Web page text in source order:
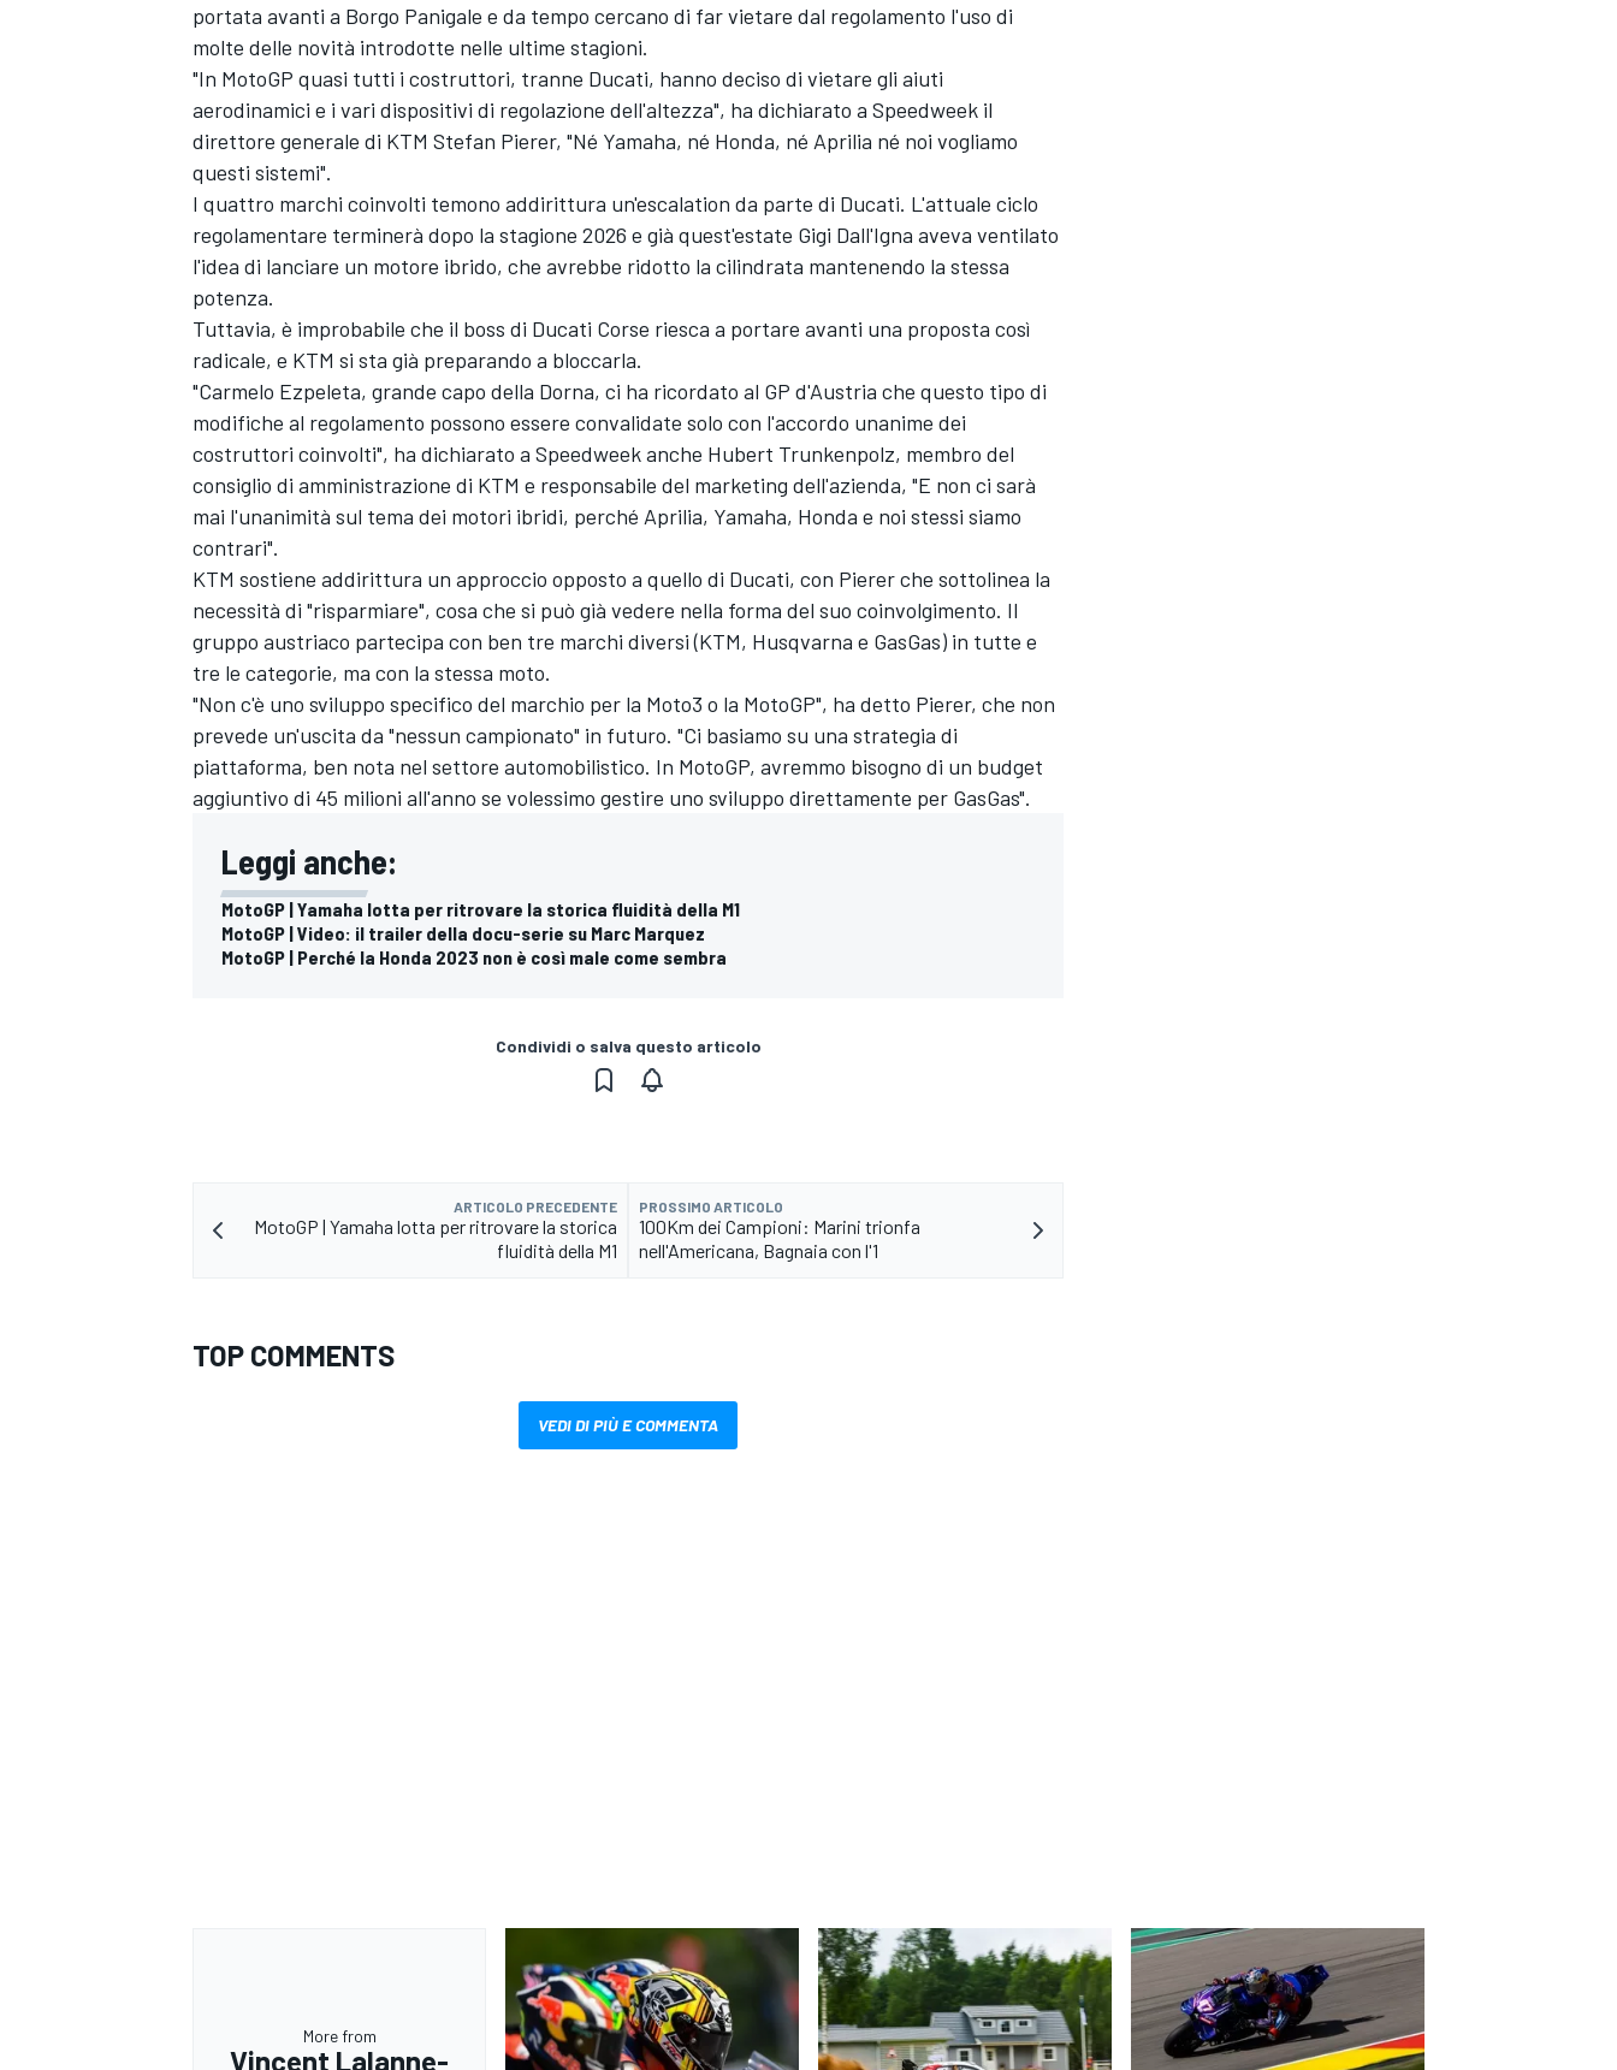
MONOMARCA
portata avanti a Borgo Panigale e da tempo cercano di far vietare dal regolamento l'uso di
molte delle novità introdotte nelle ultime stagioni.
"In MotoGP quasi tutti i costruttori, tranne Ducati, hanno deciso di vietare gli aiuti
aerodinamici e i vari dispositivi di regolazione dell'altezza", ha dichiarato a Speedweek il
direttore generale di KTM Stefan Pierer, "Né Yamaha, né Honda, né Aprilia né noi vogliamo
questi sistemi".
I quattro marchi coinvolti temono addirittura un'escalation da parte di Ducati. L'attuale ciclo
regolamentare terminerà dopo la stagione 2026 e già quest'estate Gigi Dall'Igna aveva ventilato
l'idea di lanciare un motore ibrido, che avrebbe ridotto la cilindrata mantenendo la stessa
potenza.
Tuttavia, è improbabile che il boss di Ducati Corse riesca a portare avanti una proposta così
radicale, e KTM si sta già preparando a bloccarla.
"Carmelo Ezpeleta, grande capo della Dorna, ci ha ricordato al GP d'Austria che questo tipo di
modifiche al regolamento possono essere convalidate solo con l'accordo unanime dei
costruttori coinvolti", ha dichiarato a Speedweek anche Hubert Trunkenpolz, membro del
consiglio di amministrazione di KTM e responsabile del marketing dell'azienda, "E non ci sarà
mai l'unanimità sul tema dei motori ibridi, perché Aprilia, Yamaha, Honda e noi stessi siamo
contrari".
KTM sostiene addirittura un approccio opposto a quello di Ducati, con Pierer che sottolinea la
necessità di "risparmiare", cosa che si può già vedere nella forma del suo coinvolgimento. Il
gruppo austriaco partecipa con ben tre marchi diversi (KTM, Husqvarna e GasGas) in tutte e
tre le categorie, ma con la stessa moto.
"Non c'è uno sviluppo specifico del marchio per la Moto3 o la MotoGP", ha detto Pierer, che non
prevede un'uscita da "nessun campionato" in futuro. "Ci basiamo su una strategia di
piattaforma, ben nota nel settore automobilistico. In MotoGP, avremmo bisogno di un budget
aggiuntivo di 45 milioni all'anno se volessimo gestire uno sviluppo direttamente per GasGas".
Leggi anche:
MotoGP | Yamaha lotta per ritrovare la storica fluidità della M1
MotoGP | Video: il trailer della docu-serie su Marc Marquez
MotoGP | Perché la Honda 2023 non è così male come sembra
Condividi o salva questo articolo
ARTICOLO PRECEDENTE
MotoGP | Yamaha lotta per ritrovare la storica
fluidità della M1
PROSSIMO ARTICOLO
100Km dei Campioni: Marini trionfa
nell'Americana, Bagnaia con l'1
TOP COMMENTS
VEDI DI PIÙ E COMMENTA
More from
Vincent Lalanne-